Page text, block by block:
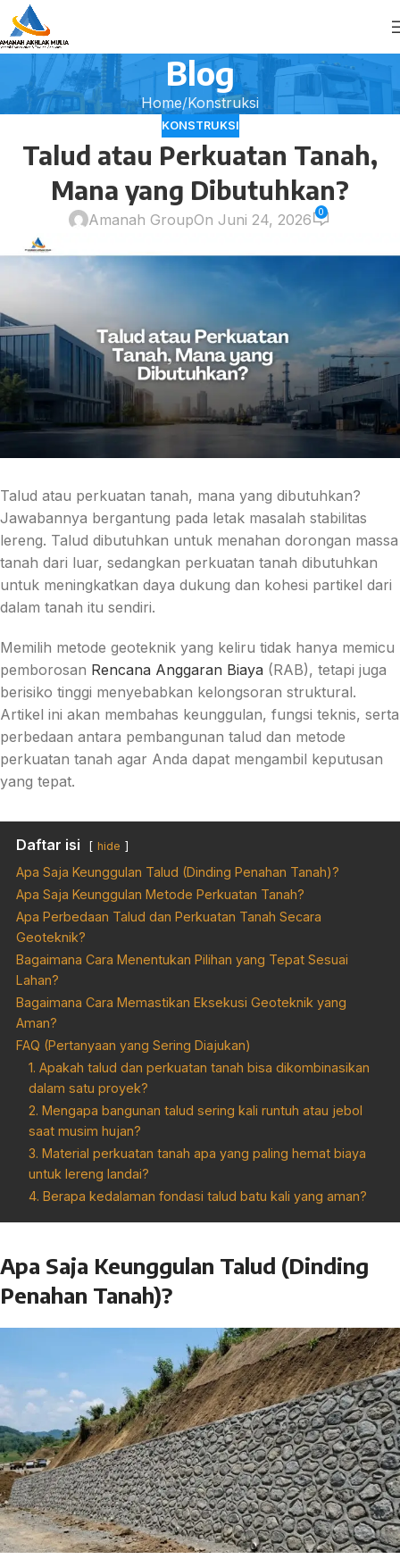
Blog
Home Konstruksi
KONSTRUKSI
Talud atau Perkuatan Tanah,
Mana yang Dibutuhkan?
Amanah GroupOn Juni 24, 2026 0
Talud atau perkuatan tanah, mana yang dibutuhkan?
Jawabannya bergantung pada letak masalah stabilitas
lereng. Talud dibutuhkan untuk menahan dorongan massa
tanah dari luar, sedangkan perkuatan tanah dibutuhkan
untuk meningkatkan daya dukung dan kohesi partikel dari
dalam tanah itu sendiri.
Memilih metode geoteknik yang keliru tidak hanya memicu
pemborosan Rencana Anggaran Biaya (RAB), tetapi juga
berisiko tinggi menyebabkan kelongsoran struktural.
Artikel ini akan membahas keunggulan, fungsi teknis, serta
perbedaan antara pembangunan talud dan metode
perkuatan tanah agar Anda dapat mengambil keputusan
yang tepat.
Daftar isi hide
Apa Saja Keunggulan Talud (Dinding Penahan Tanah)?
Apa Saja Keunggulan Metode Perkuatan Tanah?
Apa Perbedaan Talud dan Perkuatan Tanah Secara
Geoteknik?
Bagaimana Cara Menentukan Pilihan yang Tepat Sesuai
Lahan?
Bagaimana Cara Memastikan Eksekusi Geoteknik yang
Aman?
FAQ (Pertanyaan yang Sering Diajukan)
1. Apakah talud dan perkuatan tanah bisa dikombinasikan
dalam satu proyek?
2. Mengapa bangunan talud sering kali runtuh atau jebol
saat musim hujan?
3. Material perkuatan tanah apa yang paling hemat biaya
untuk lereng landai?
4. Berapa kedalaman fondasi talud batu kali yang aman?
Apa Saja Keunggulan Talud (Dinding
Penahan Tanah)?